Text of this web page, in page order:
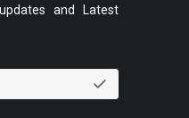
and Latest